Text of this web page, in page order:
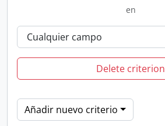
en
Delete criterion
Añadir nuevo criterio